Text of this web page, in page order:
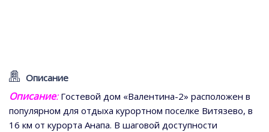
Описание
Описание:Гостевой дом «Валентина-2» расположен в
популярном для отдыха курортном поселке Витязево, в
16 км от курорта Анапа. В шаговой доступности